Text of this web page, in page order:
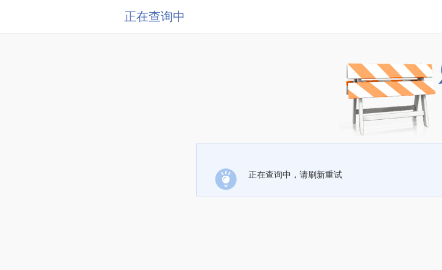
正在查询中
正在查询中，请刷新重试